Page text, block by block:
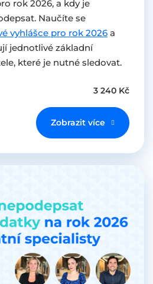
rok 2026, a kdy je
Naučíte se
vyhlášce pro rok 2026 a
jednotlivé základní
které je nutné sledovat.
3 240 Kč
Zobrazit více